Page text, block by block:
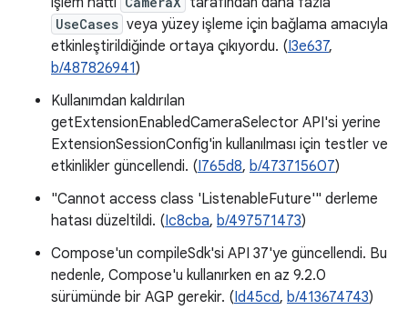
UseCases veya yüzey işleme için bağlama amacıyla
etkinleştirildiğinde ortaya çıkıyordu. (I3e637,
b/487826941)
Kullanımdan kaldırılan
getExtensionEnabledCameraSelector API'si yerine
ExtensionSessionConfig'in kullanılması için testler ve
etkinlikler güncellendi. (I765d8, b/473715607)
"Cannot access class 'ListenableFuture'" derleme
hatası düzeltildi. (Ic8cba, b/497571473)
Compose'un compileSdk'si API 37'ye güncellendi. Bu
nedenle, Compose'u kullanırken en az 9.2.0
sürümünde bir AGP gerekir. (Id45cd, b/413674743)